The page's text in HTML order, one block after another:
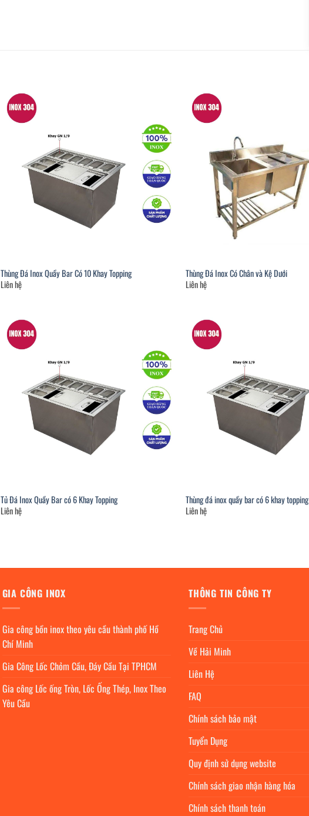
Thùng Đá Inox Quầy Bar Có 10 Khay Topping
Liên hệ
Thùng Đá Inox Có Chân và Kệ Dưới
Liên hệ
Tủ Đá Inox Quầy Bar có 6 Khay Topping
Liên hệ
Thùng đá inox quầy bar có 6 khay topping
Liên hệ
GIA CÔNG INOX
Gia công bồn inox theo yêu cầu thành phố Hồ
Chí Minh
Gia Công Lốc Chỏm Cầu, Đáy Cầu Tại TPHCM
Gia công Lốc ống Tròn, Lốc Ống Thép, Inox Theo
Yêu Cầu
THÔNG TIN CÔNG TY
Trang Chủ
Về Hải Minh
Liên Hệ
FAQ
Chính sách bảo mật
Tuyển Dụng
Quy định sử dụng website
Chính sách giao nhận hàng hóa
Chính sách thanh toán